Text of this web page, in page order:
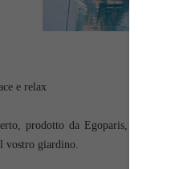
e relax
prodotto da Egoparis,
vostro giardino.